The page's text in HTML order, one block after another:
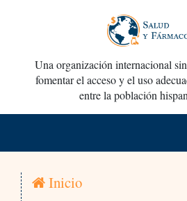
Una organización internacional
fomentar el acceso y el uso
entre la población
Inicio